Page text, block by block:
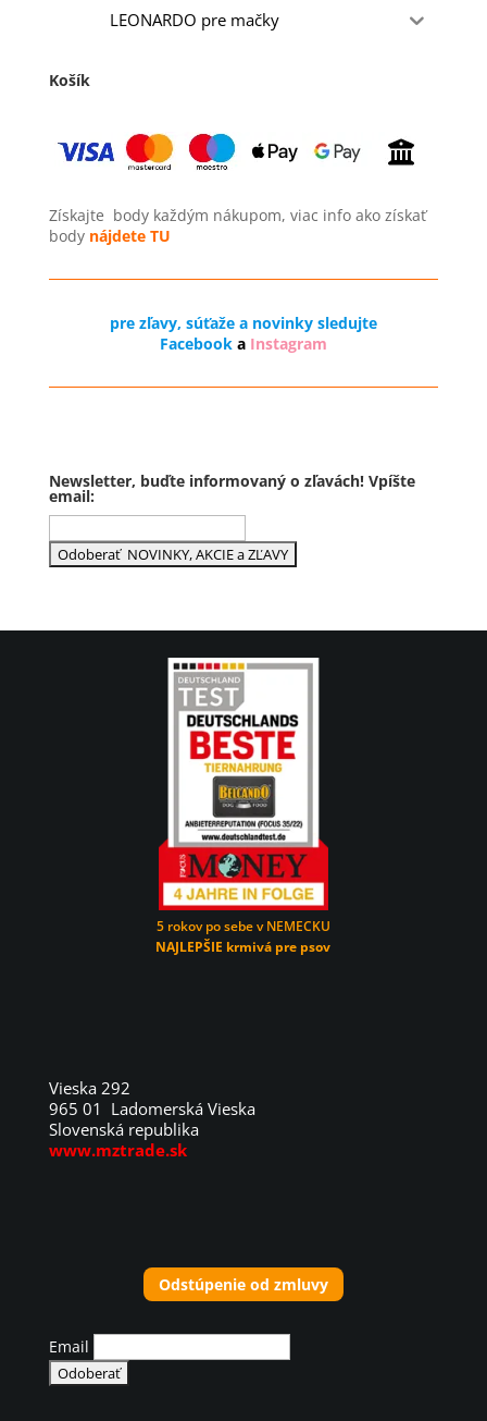
LEONARDO pre mačky
Košík
Získajte body každým nákupom, viac info ako získať
body nájdete TU
pre zľavy, súťaže a novinky sledujte
Facebook a Instagram
Newsletter, buďte informovaný o zľavách! Vpíšte
email:
5 rokov po sebe v NEMECKU
NAJLEPŠIE krmivá pre psov
Vieska 292
965 01 Ladomerská Vieska
Slovenská republika
www.mztrade.sk
Odstúpenie od zmluvy
Email